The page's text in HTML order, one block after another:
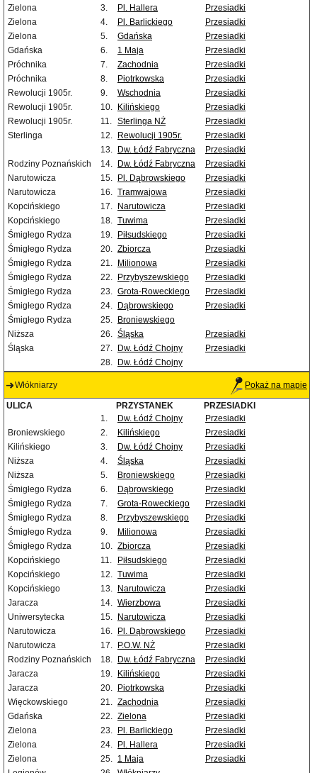
Zielona
3. Pl. Hallera
Przesiadki
Zielona
4. Pl. Barlickiego
Przesiadki
Zielona
5. Gdańska
Przesiadki
Gdańska
6. 1 Maja
Przesiadki
Próchnika
7. Zachodnia
Przesiadki
Próchnika
8. Piotrkowska
Przesiadki
Rewolucji 1905r.
9. Wschodnia
Przesiadki
Rewolucji 1905r.
10. Kilińskiego
Przesiadki
Rewolucji 1905r.
11. Sterlinga NŻ
Przesiadki
Sterlinga
12. Rewolucji 1905r.
Przesiadki
13.
Dw. Łódź Fabryczna
Przesiadki
Rodziny Poznańskich
14. Dw. Łódź Fabryczna
Przesiadki
Narutowicza
15. Pl. Dąbrowskiego
Przesiadki
Narutowicza
16. Tramwajowa
Przesiadki
Kopcińskiego
17. Narutowicza
Przesiadki
Kopcińskiego
18. Tuwima
Przesiadki
Śmigłego Rydza
19. Piłsudskiego
Przesiadki
Śmigłego Rydza
20. Zbiorcza
Przesiadki
Śmigłego Rydza
21. Milionowa
Przesiadki
Śmigłego Rydza
22. Przybyszewskiego
Przesiadki
Śmigłego Rydza
23. Grota-Roweckiego
Przesiadki
Śmigłego Rydza
24. Dąbrowskiego
Przesiadki
Śmigłego Rydza
25.
Broniewskiego
Niższa
26. Śląska
Przesiadki
Śląska
27. Dw. Łódź Chojny
Przesiadki
28.
Dw. Łódź Chojny
Włókniarzy Pokaż na mapie
ULICA PRZYSTANEK
PRZESIADKI
1.
Dw. Łódź Chojny
Przesiadki
Broniewskiego
2. Kilińskiego
Przesiadki
Kilińskiego
3. Dw. Łódź Chojny
Przesiadki
Niższa
4. Śląska
Przesiadki
Niższa
5. Broniewskiego
Przesiadki
Śmigłego Rydza
6. Dąbrowskiego
Przesiadki
Śmigłego Rydza
7. Grota-Roweckiego
Przesiadki
Śmigłego Rydza
8. Przybyszewskiego
Przesiadki
Śmigłego Rydza
9. Milionowa
Przesiadki
Śmigłego Rydza
10. Zbiorcza
Przesiadki
Kopcińskiego
11. Piłsudskiego
Przesiadki
Kopcińskiego
12. Tuwima
Przesiadki
Kopcińskiego
13. Narutowicza
Przesiadki
Jaracza
14. Wierzbowa
Przesiadki
Uniwersytecka
15. Narutowicza
Przesiadki
Narutowicza
16. Pl. Dąbrowskiego
Przesiadki
Narutowicza
17. P.O.W. NŻ
Przesiadki
Rodziny Poznańskich
18. Dw. Łódź Fabryczna
Przesiadki
Jaracza
19. Kilińskiego
Przesiadki
Jaracza
20. Piotrkowska
Przesiadki
Więckowskiego
21. Zachodnia
Przesiadki
Gdańska
22. Zielona
Przesiadki
Zielona
23. Pl. Barlickiego
Przesiadki
Zielona
24. Pl. Hallera
Przesiadki
Zielona
25. 1 Maja
Przesiadki